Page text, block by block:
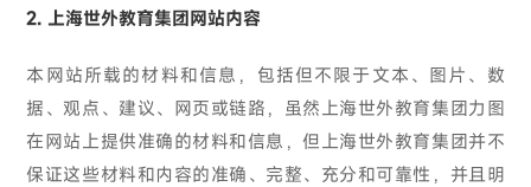
2. 上海世外教育集团网站内容
本网站所载的材料和信息，包括但不限于文本、图片、数
据、观点、建议、网页或链路，虽然上海世外教育集团力图
在网站上提供准确的材料和信息，但上海世外教育集团并不
保证这些材料和内容的准确、完整、充分和可靠性，并且明